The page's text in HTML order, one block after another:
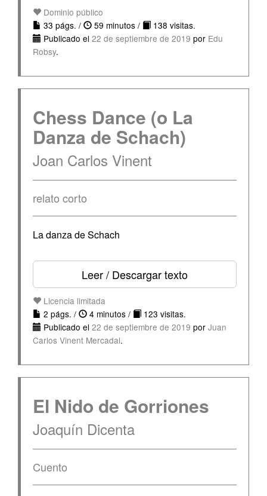
Dominio público
33 págs. /
59 minutos /
138 visitas.
Publicado el 22 de septiembre de 2019 por Edu
Robsy.
Chess Dance (o La
Danza de Schach)
Joan Carlos Vinent
relato corto
La danza de Schach
Leer / Descargar texto
Licencia limitada
2 págs. /
4 minutos /
123 visitas.
Publicado el 22 de septiembre de 2019 por Juan
Carlos Vinent Mercadal.
El Nido de Gorriones
Joaquín Dicenta
Cuento